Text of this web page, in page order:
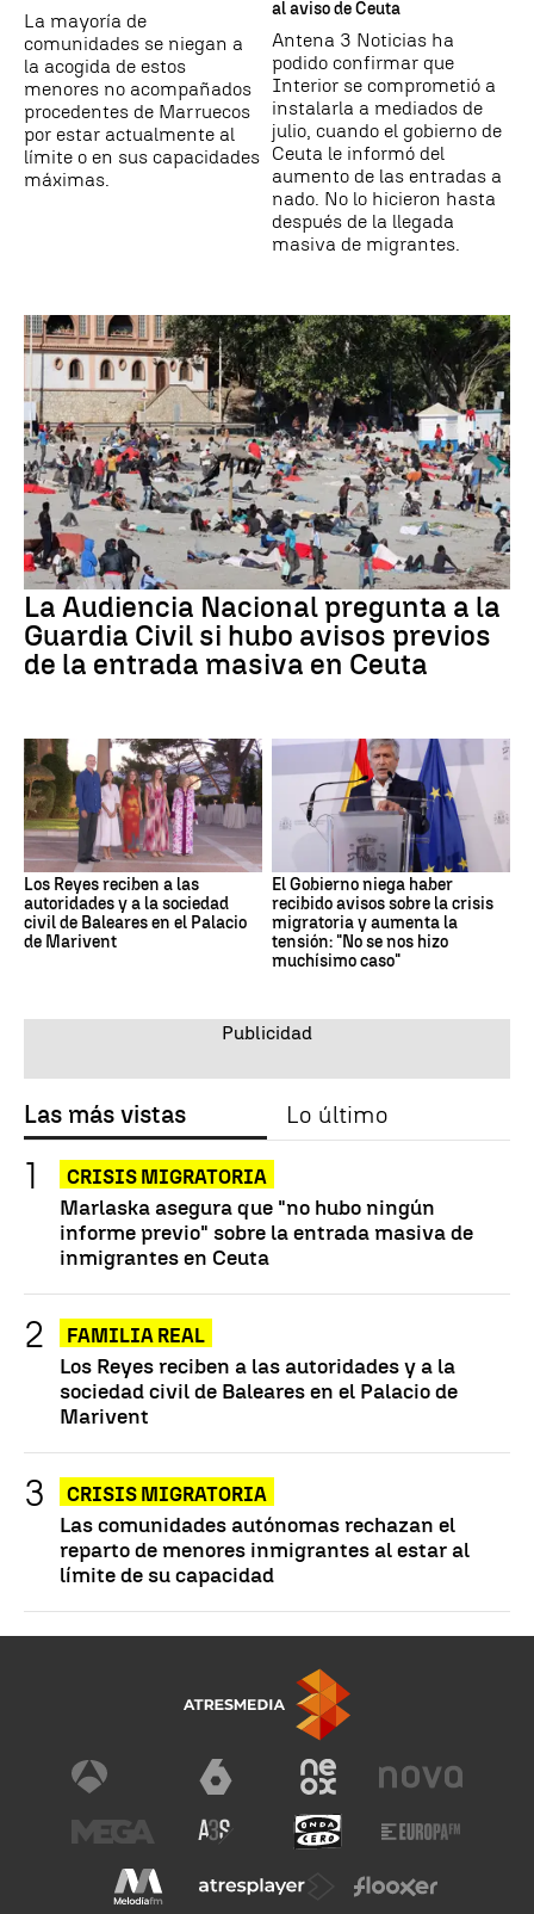
La mayoría de
comunidades se niegan a
la acogida de estos
menores no acompañados
procedentes de Marruecos
por estar actualmente al
límite o en sus capacidades
máximas.
al aviso de Ceuta
Antena 3 Noticias ha
podido confirmar que
Interior se comprometió a
instalarla a mediados de
julio, cuando el gobierno de
Ceuta le informó del
aumento de las entradas a
nado. No lo hicieron hasta
después de la llegada
masiva de migrantes.
La Audiencia Nacional pregunta a la
Guardia Civil si hubo avisos previos
de la entrada masiva en Ceuta
Los Reyes reciben a las
autoridades y a la sociedad
civil de Baleares en el Palacio
de Marivent
El Gobierno niega haber
recibido avisos sobre la crisis
migratoria y aumenta la
tensión: "No se nos hizo
muchísimo caso"
Las más vistas Lo último
CRISIS MIGRATORIA
Marlaska asegura que "no hubo ningún
informe previo" sobre la entrada masiva de
inmigrantes en Ceuta
FAMILIA REAL
Los Reyes reciben a las autoridades y a la
sociedad civil de Baleares en el Palacio de
Marivent
CRISIS MIGRATORIA
Las comunidades autónomas rechazan el
reparto de menores inmigrantes al estar al
límite de su capacidad